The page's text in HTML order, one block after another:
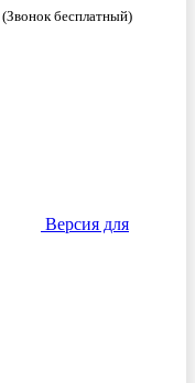
(Звонок бесплатный)
Версия для